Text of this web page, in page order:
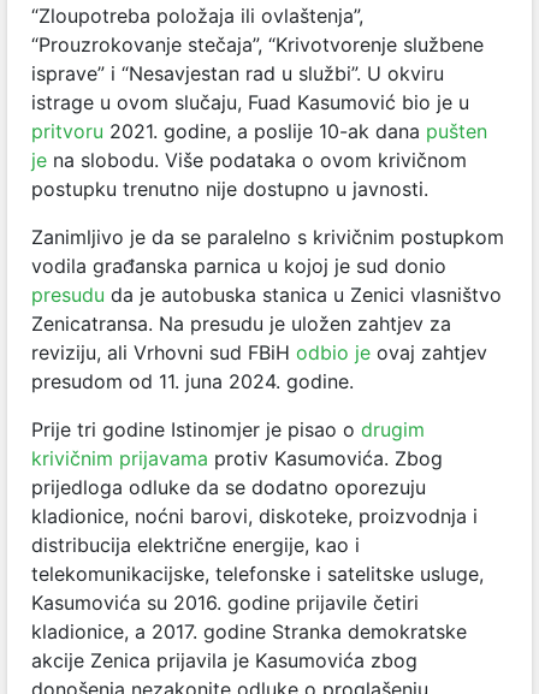
“Zloupotreba položaja ili ovlaštenja”,
“Prouzrokovanje stečaja”, “Krivotvorenje službene
isprave” i “Nesavjestan rad u službi”. U okviru
istrage u ovom slučaju, Fuad Kasumović bio je u
pritvoru 2021. godine, a poslije 10-ak dana pušten
je na slobodu. Više podataka o ovom krivičnom
postupku trenutno nije dostupno u javnosti.
Zanimljivo je da se paralelno s krivičnim postupkom
vodila građanska parnica u kojoj je sud donio
presudu da je autobuska stanica u Zenici vlasništvo
Zenicatransa. Na presudu je uložen zahtjev za
reviziju, ali Vrhovni sud FBiH odbio je ovaj zahtjev
presudom od 11. juna 2024. godine.
Prije tri godine Istinomjer je pisao o drugim
krivičnim prijavama protiv Kasumovića. Zbog
prijedloga odluke da se dodatno oporezuju
kladionice, noćni barovi, diskoteke, proizvodnja i
distribucija električne energije, kao i
telekomunikacijske, telefonske i satelitske usluge,
Kasumovića su 2016. godine prijavile četiri
kladionice, a 2017. godine Stranka demokratske
akcije Zenica prijavila je Kasumovića zbog
donošenja nezakonite odluke o proglašenju